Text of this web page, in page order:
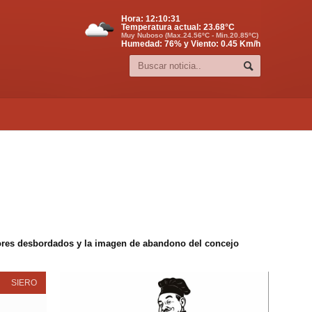
Hora: 12:10:32
Temperatura actual: 23.68°C
Muy Nuboso (Max.24.56ºC - Min.20.85ºC)
Humedad: 76% y Viento: 0.45 Km/h
desbordados y la imagen de abandono del concejo
SIERO